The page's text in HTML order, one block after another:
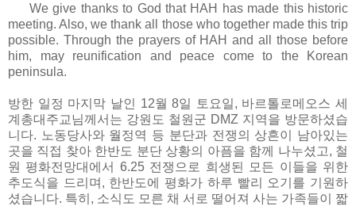
We give thanks to God that HAH has made this historic
meeting. Also, we thank all those who together made this trip
possible. Through the prayers of HAH and all those before
him, may reunification and peace come to the Korean
peninsula.
방한 일정 마지막 날인 12월 8일 토요일, 바르톨 로메오스 세
계총대주교님께서는 강원도 철원군 DMZ 지역을 방문하셨습
니다. 노동당사와 월정역 등 분단과 전쟁의 상흔이 남아있는
곳을 직접 찾아 한반도 분단 상황의 아픔을 함께 나누셨고, 철
원 평화전망대에서 6.25 전쟁으로 희생된 모든 이들을 위한
추도식을 드리며, 한반도에 평화가 하루 빨리 오기를 기원하
셨습니다. 특히, 소식도 모른 채 서로 떨어져 사는 가족들이 짧